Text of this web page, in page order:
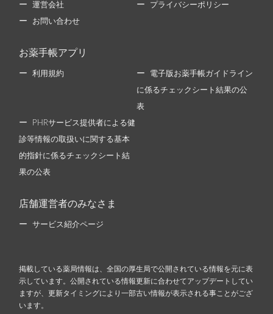
運営会社 プライバシーポリシー
お問い合わせ
お薬手帳アプリ
利用規約 電子版お薬手帳ガイドライン
に係るチェックシート結果の公
表
PHRサービス提供者による健
診等情報の取扱いに関する基本
的指針に係るチェックシート結
果の公表
店舗運営者のみなさま
サービス紹介ページ
掲載している薬局情報は、全国の厚生局で公開されている情報を元に表
示しています。公開されている情報更新に合わせてアップデートしてい
ますが、更新タイミングにより一部古い情報が表示される事ことがござ
います。